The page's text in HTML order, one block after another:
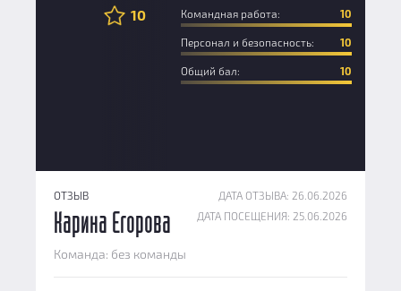
10 Командная работа: 10
Персонал и безопасность: 10
Общий бал: 10
ОТЗЫВ
ДАТА ОТЗЫВА: 26.06.2026
ДАТА ПОСЕЩЕНИЯ: 25.06.2026
Карина Егорова
Команда: без команды